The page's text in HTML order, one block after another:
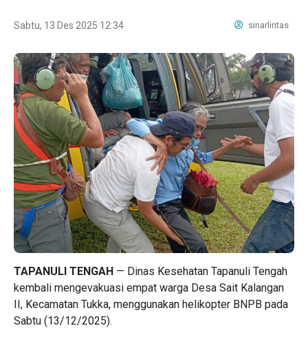
Sabtu, 13 Des 2025 12:34 sinarlintas
TAPANULI TENGAH — Dinas Kesehatan Tapanuli Tengah
kembali mengevakuasi empat warga Desa Sait Kalangan
II, Kecamatan Tukka, menggunakan helikopter BNPB pada
Sabtu (13/12/2025).